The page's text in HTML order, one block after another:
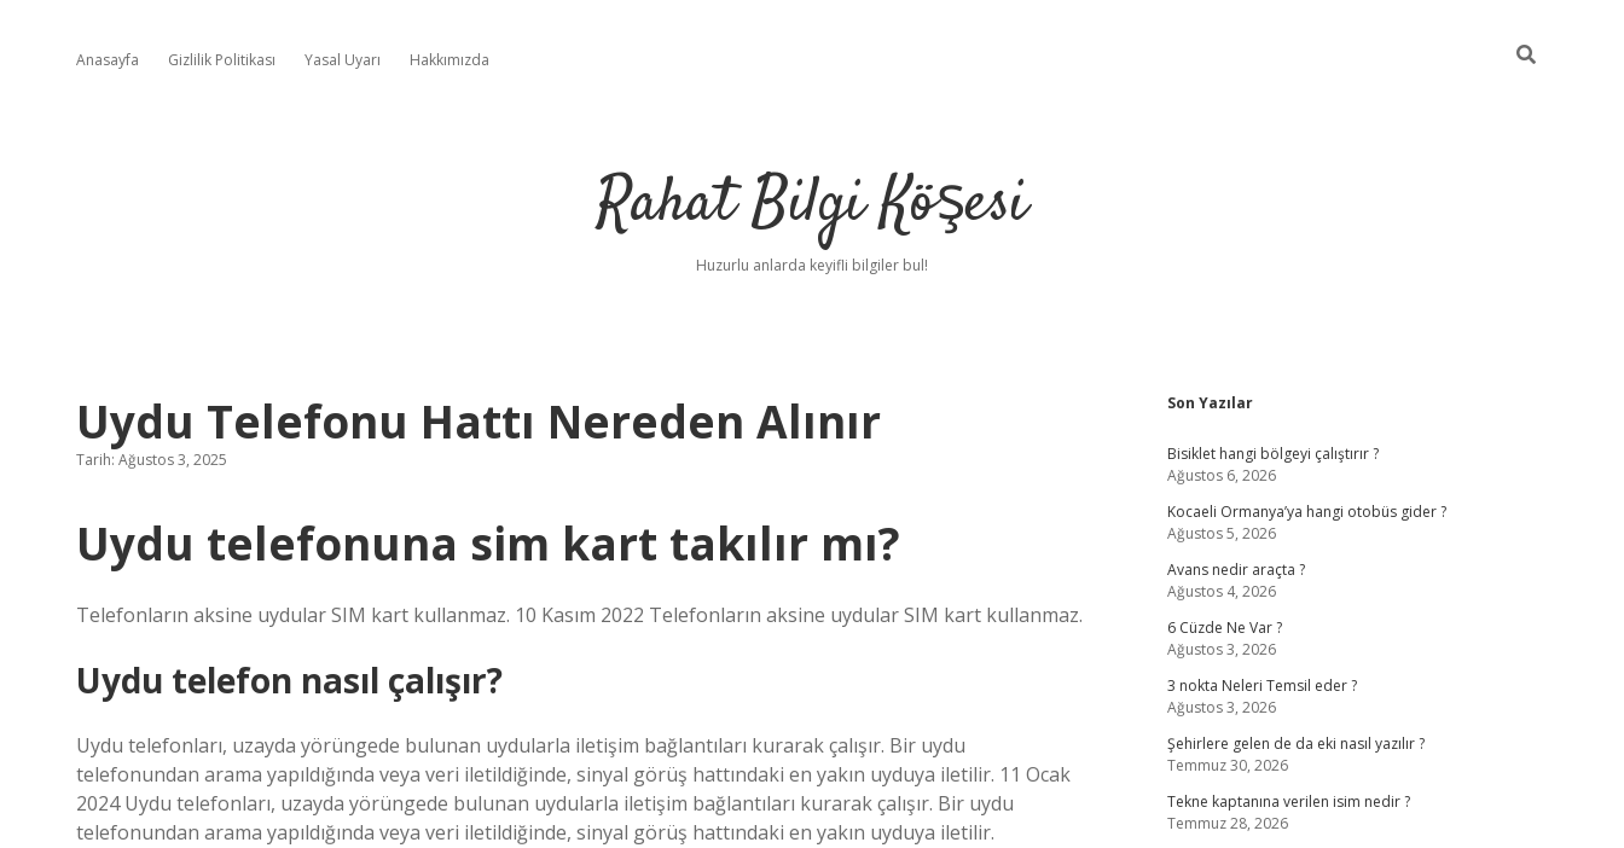
Anasayfa Gizlilik Politikası Yasal Uyarı Hakkımızda
Rahat Bilgi Köşesi
Huzurlu anlarda keyifli bilgiler bul!
Uydu Telefonu Hattı Nereden Alınır
Tarih: Ağustos 3, 2025
Uydu telefonuna sim kart takılır mı?
Telefonların aksine uydular SIM kart kullanmaz. 10 Kasım 2022 Telefonların aksine uydular SIM kart kullanmaz.
Uydu telefon nasıl çalışır?
Uydu telefonları, uzayda yörüngede bulunan uydularla iletişim bağlantıları kurarak çalışır. Bir uydu
telefonundan arama yapıldığında veya veri iletildiğinde, sinyal görüş hattındaki en yakın uyduya iletilir. 11 Ocak
2024 Uydu telefonları, uzayda yörüngede bulunan uydularla iletişim bağlantıları kurarak çalışır. Bir uydu
telefonundan arama yapıldığında veya veri iletildiğinde, sinyal görüş hattındaki en yakın uyduya iletilir.
Sidebar
Son Yazılar
Bisiklet hangi bölgeyi çalıştırır ?
Ağustos 6, 2026
Kocaeli Ormanya’ya hangi otobüs gider ?
Ağustos 5, 2026
Avans nedir araçta ?
Ağustos 4, 2026
6 Cüzde Ne Var ?
Ağustos 3, 2026
3 nokta Neleri Temsil eder ?
Ağustos 3, 2026
Şehirlere gelen de da eki nasıl yazılır ?
Temmuz 30, 2026
Tekne kaptanına verilen isim nedir ?
Temmuz 28, 2026